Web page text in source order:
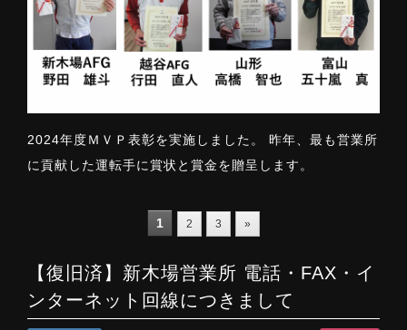
2024年度ＭＶＰ表彰を実施しました。 昨年、最も営業所
に貢献した運転手に賞状と賞金を贈呈します。
1 2 3 »
【復旧済】新木場営業所 電話・FAX・イ
ンターネット回線につきまして